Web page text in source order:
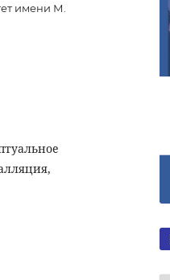
имени М.